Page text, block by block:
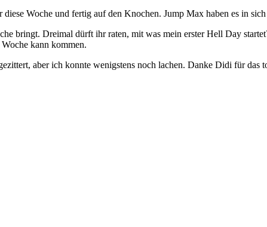
Woche und fertig auf den Knochen. Jump Max haben es in
bringt. Dreimal dürft ihr raten, mit was mein erster Hell Day
kann kommen.
aber ich konnte wenigstens noch lachen. Danke Didi für das